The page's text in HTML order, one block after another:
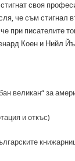
своя
че съм стигнал
при писателите
Коен и Нийл
великан“ за
и откъс)